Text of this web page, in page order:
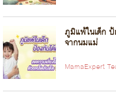
ภูมิแพ้ในเด็ก ป้
จากนมแม่
MamaExpert